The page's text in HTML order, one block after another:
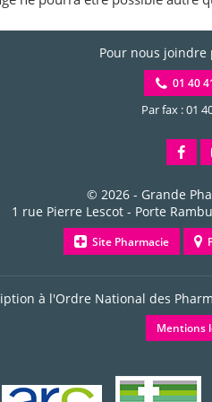
Pour nous joindre
01 40
Par fax : 01
© 2026 - Grande
1 rue Pierre Lescot - Porte
Site Pharmacie
à l'Ordre National des
Mentions